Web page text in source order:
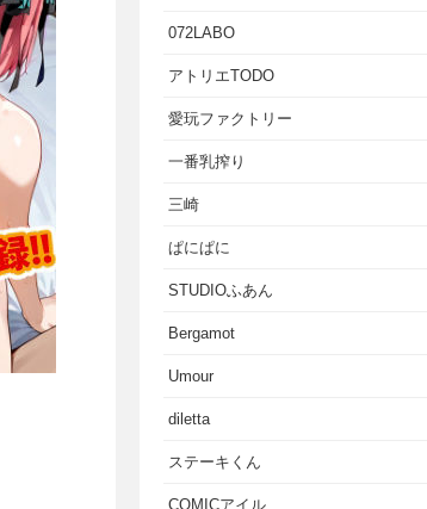
072LABO
アトリエTODO
愛玩ファクトリー
一番乳搾り
三崎
ぱにぱに
STUDIOふあん
Bergamot
Umour
diletta
ステーキくん
COMICアイル